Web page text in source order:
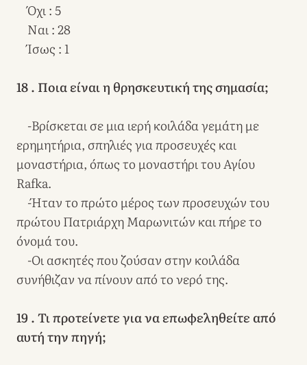
Όχι : 5
Ναι : 28
Ίσως : 1
18 . Ποια είναι η θρησκευτική της σημασία;
-Βρίσκεται σε μια ιερή κοιλάδα γεμάτη με
ερημητήρια, σπηλιές για προσευχές και
μοναστήρια, όπως το μοναστήρι του Αγίου
Rafka.
-Ήταν το πρώτο μέρος των προσευχών του
πρώτου Πατριάρχη Μαρωνιτών και πήρε το
όνομά του.
-Οι ασκητές που ζούσαν στην κοιλάδα
συνήθιζαν να πίνουν από το νερό της.
19 . Τι προτείνετε για να επωφεληθείτε από
αυτή την πηγή;